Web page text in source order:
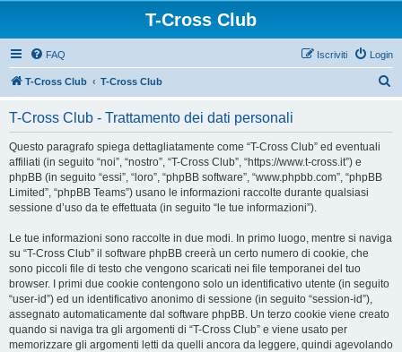
T-Cross Club
FAQ Login
Iscriviti
T-Cross Club T-Cross Club
T-Cross Club - Trattamento dei dati personali
Questo paragrafo spiega dettagliatamente come “T-Cross Club” ed eventuali
affiliati (in seguito “noi”, “nostro”, “T-Cross Club”, “https://www.t-cross.it”) e
phpBB (in seguito “essi”, “loro”, “phpBB software”, “www.phpbb.com”, “phpBB
Limited”, “phpBB Teams”) usano le informazioni raccolte durante qualsiasi
sessione d’uso da te effettuata (in seguito “le tue informazioni”).
Le tue informazioni sono raccolte in due modi. In primo luogo, mentre si naviga
su “T-Cross Club” il software phpBB creerà un certo numero di cookie, che
sono piccoli file di testo che vengono scaricati nei file temporanei del tuo
browser. I primi due cookie contengono solo un identificativo utente (in seguito
“user-id”) ed un identificativo anonimo di sessione (in seguito “session-id”),
assegnato automaticamente dal software phpBB. Un terzo cookie viene creato
quando si naviga tra gli argomenti di “T-Cross Club” e viene usato per
memorizzare gli argomenti letti da quelli ancora da leggere, quindi agevolando